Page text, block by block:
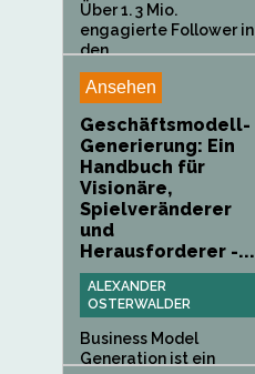
Über 1. 3 Mio.
engagierte Follower in
den...
Ansehen
Geschäftsmodell-
Generierung: Ein
Handbuch für
Visionäre,
Spielveränderer
und
Herausforderer -...
ALEXANDER
OSTERWALDER
Business Model
Generation ist ein